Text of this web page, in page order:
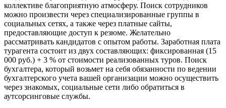
коллективе благоприятную атмосферу. Поиск сотрудников
можно произвести через специализированные группы в
социальных сетях, а также через платные сайты,
предоставляющие доступ к резюме. Желательно
рассматривать кандидатов с опытом работы. Заработная плата
турагента состоит из двух составляющих: фиксированная (15
000 руб.) + 3 % от стоимости реализованных туров. Поиск
бухгалтера, который возьмет на себя обязанности по ведении
бухгалтерского учета вашей организации можно осуществить
через знакомых, социальные сети либо обратиться в
аутсорсинговые службы.